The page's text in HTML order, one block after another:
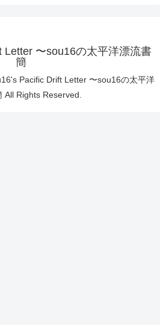
Letter 〜sou16の太平洋漂流書
簡
Pacific Drift Letter 〜sou16の太平洋
All Rights Reserved.